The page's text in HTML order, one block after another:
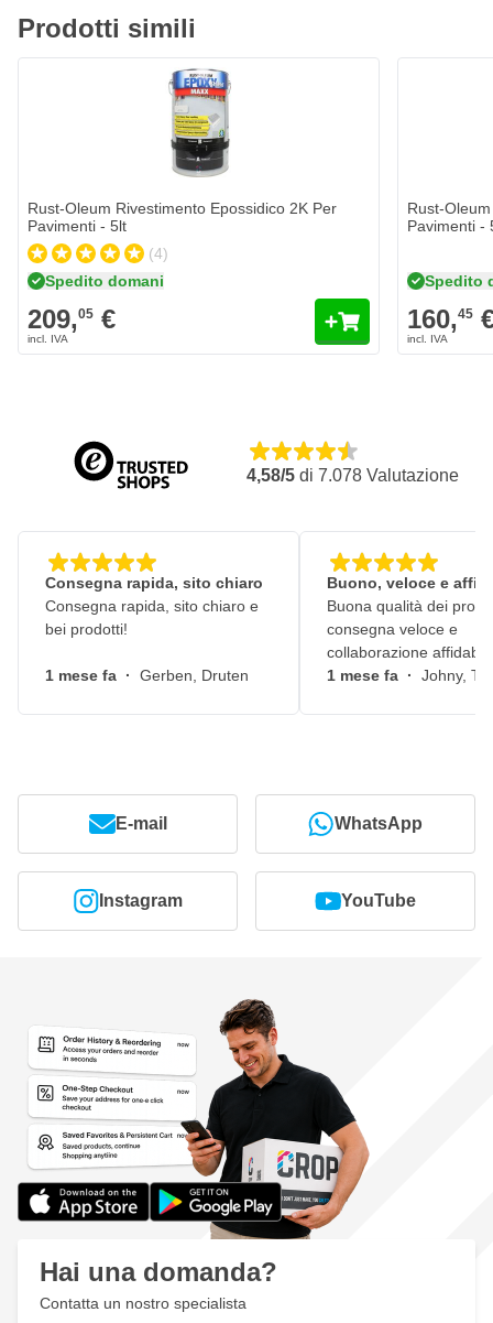
Prodotti simili
Rust-Oleum Rivestimento Epossidico 2K Per Pavimenti - 5lt
Aggiungi al Carrello
Rust-Oleum Rivestimento Epossidico 2K Per
Pavimenti - 5lt
(4)
Spedito domani
209,05 €
Rust-
Pavimenti -
Spedito
160,45
4,58/5 di 7.078 Valutazione
Consegna rapida, sito chiaro
Consegna rapida, sito chiaro e
bei prodotti!
1 mese fa · Gerben, Druten
Buono, veloce e
Buona qualità dei
consegna veloce e
collaborazione
1 mese fa · Johny,
E-mail WhatsApp
Instagram YouTube
Hai una domanda?
Contatta un nostro specialista